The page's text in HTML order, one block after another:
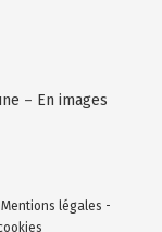
– En images
Mentions légales -